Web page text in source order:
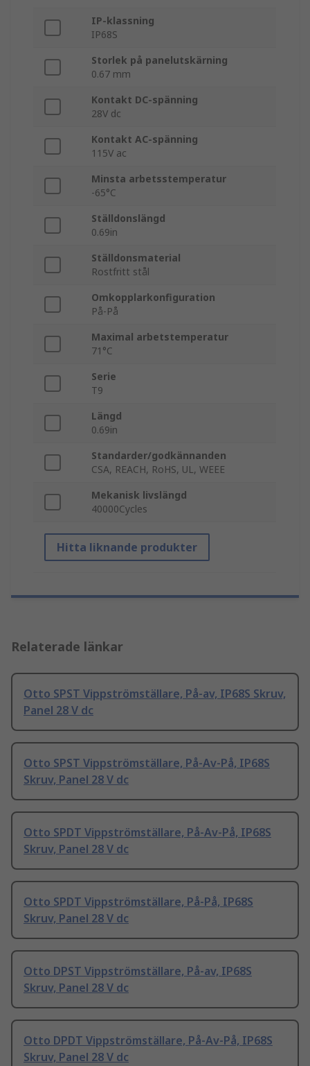
IP-klassning
IP68S
Storlek på panelutskärning
0.67 mm
Kontakt DC-spänning
28V dc
Kontakt AC-spänning
115V ac
Minsta arbetsstemperatur
-65°C
Ställdonslängd
0.69in
Ställdonsmaterial
Rostfritt stål
Omkopplarkonfiguration
På-På
Maximal arbetstemperatur
71°C
Serie
T9
Längd
0.69in
Standarder/godkännanden
CSA, REACH, RoHS, UL, WEEE
Mekanisk livslängd
40000Cycles
Hitta liknande produkter
Relaterade länkar
Otto SPST Vippströmställare, På-av, IP68S Skruv,
Panel 28 V dc
Otto SPST Vippströmställare, På-Av-På, IP68S
Skruv, Panel 28 V dc
Otto SPDT Vippströmställare, På-Av-På, IP68S
Skruv, Panel 28 V dc
Otto SPDT Vippströmställare, På-På, IP68S
Skruv, Panel 28 V dc
Otto DPST Vippströmställare, På-av, IP68S
Skruv, Panel 28 V dc
Otto DPDT Vippströmställare, På-Av-På, IP68S
Skruv, Panel 28 V dc